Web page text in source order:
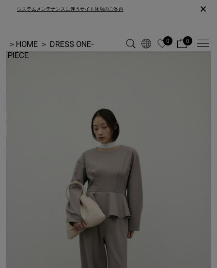
システムメンテナンスに伴うサイト休店のご案内 ×
＞ HOME ＞ DRESS ONE-
PIECE
0 0